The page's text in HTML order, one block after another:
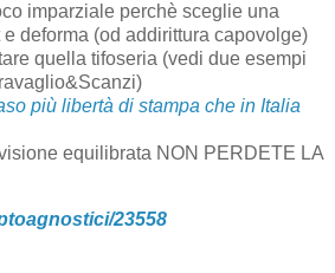
imparziale perchè sceglie una
deforma (od addirittura capovolge)
quella tifoseria (vedi due esempi
più libertà di stampa che in Italia
equilibrata NON PERDETE LA
23558